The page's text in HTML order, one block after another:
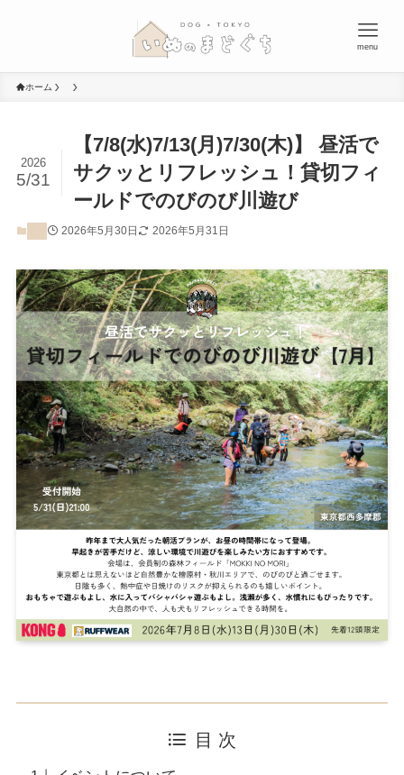
menu
ホーム
【7/8(水)7/13(月)7/30(木)】 昼活で
サクッとリフレッシュ！貸切フィ
ールドでのびのび川遊び
2026
5/31
2026年5月30日 2026年5月31日
目 次